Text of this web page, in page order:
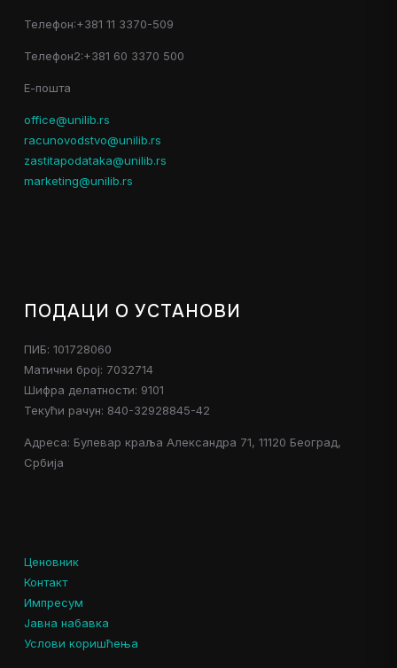
Телефон:+381 11 3370-509
Телефон2:+381 60 3370 500
Е-пошта
office@unilib.rs
racunovodstvo@unilib.rs
zastitapodataka@unilib.rs
marketing@unilib.rs
ПОДАЦИ О УСТАНОВИ
ПИБ: 101728060
Матични број: 7032714
Шифра делатности: 9101
Текући рачун: 840-32928845-42
Адреса: Булевар краља Александра 71, 11120 Београд,
Србија
Ценовник
Контакт
Импресум
Јавна набавка
Услови коришћења